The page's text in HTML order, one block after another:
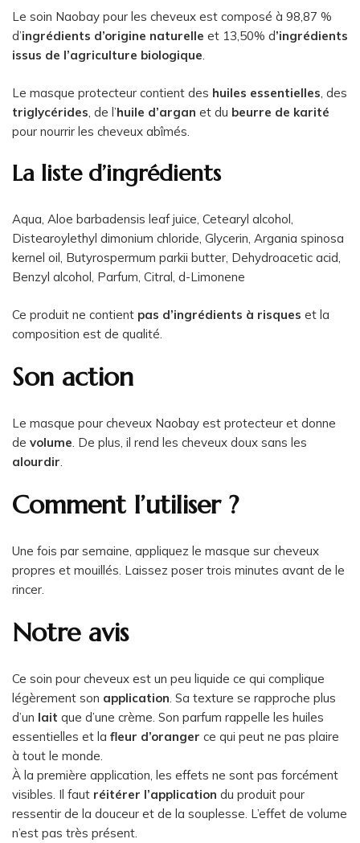
Le soin Naobay pour les cheveux est composé à 98,87 %
d’ingrédients d’origine naturelle et 13,50% d’ingrédients
issus de l’agriculture biologique.
Le masque protecteur contient des huiles essentielles , des
triglycérides , de l’huile d’argan et du beurre de karité
pour nourrir les cheveux abîmés.
La liste d’ingrédients
Aqua, Aloe barbadensis leaf juice, Cetearyl alcohol,
Distearoylethyl dimonium chloride, Glycerin, Argania spinosa
kernel oil, Butyrospermum parkii butter, Dehydroacetic acid,
Benzyl alcohol, Parfum, Citral, d-Limonene
Ce produit ne contient pas d’ingrédients à risques et la
composition est de qualité.
Son action
Le masque pour cheveux Naobay est protecteur et donne
de volume . De plus, il rend les cheveux doux sans les
alourdir
Comment l’utiliser ?
Une fois par semaine, appliquez le masque sur cheveux
propres et mouillés. Laissez poser trois minutes avant de le
rincer.
Notre avis
Ce soin pour cheveux est un peu liquide ce qui complique
légèrement son application . Sa texture se rapproche plus
d’un lait que d’une crème. Son parfum rappelle les huiles
essentielles et la fleur d’oranger ce qui peut ne pas plaire
à tout le monde.
À la première application, les effets ne sont pas forcément
visibles. Il faut réitérer l’application du produit pour
ressentir de la douceur et de la souplesse. L’effet de volume
n’est pas très présent.